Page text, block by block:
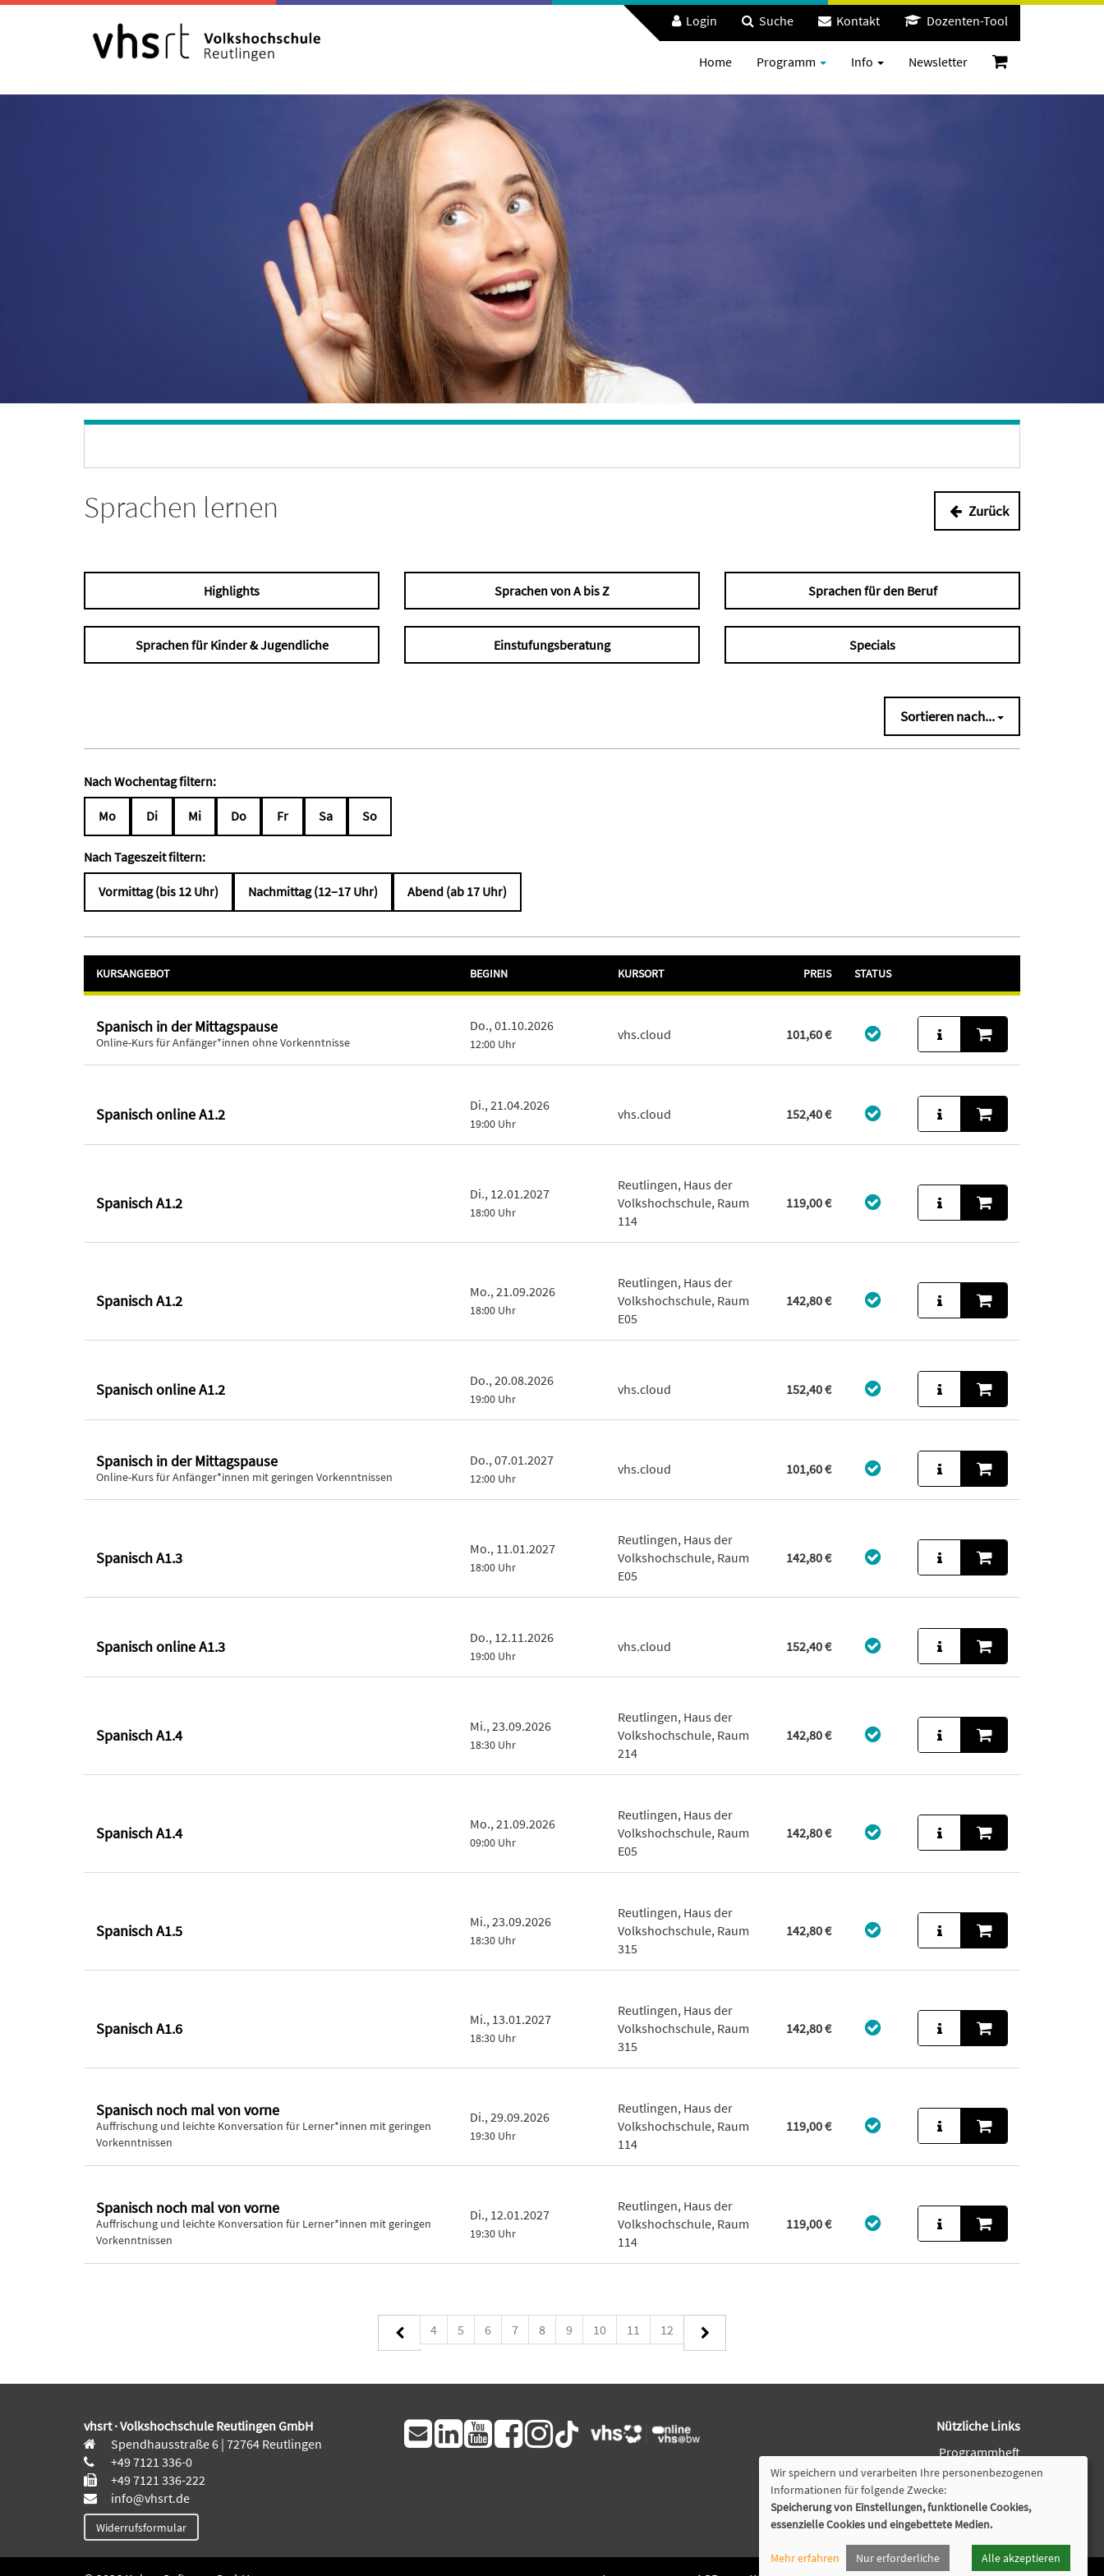
Login Suche Kontakt Dozenten-Tool
Home Programm Info Newsletter
Sprachen lernen Zurück
Highlights Sprachen von A bis Z Sprachen für den Beruf
Sprachen für Kinder & Jugendliche Einstufungsberatung Specials
Sortieren nach...
Nach Wochentag filtern:
Mo Di Mi Do Fr Sa So
Nach Tageszeit filtern:
Vormittag (bis 12 Uhr) Nachmittag (12–17 Uhr) Abend (ab 17 Uhr)
KURSANGEBOT BEGINN KURSORT PREIS STATUS
Spanisch in der Mittagspause
Online-Kurs für Anfänger*innen ohne Vorkenntnisse
Do., 01.10.2026
12:00 Uhr
vhs.cloud 101,60 €
Spanisch online A1.2 Di., 21.04.2026
19:00 Uhr
vhs.cloud 152,40 €
Spanisch A1.2 Di., 12.01.2027
18:00 Uhr
Reutlingen, Haus der
Volkshochschule, Raum
114
119,00 €
Spanisch A1.2 Mo., 21.09.2026
18:00 Uhr
Reutlingen, Haus der
Volkshochschule, Raum
E05
142,80 €
Spanisch online A1.2 Do., 20.08.2026
19:00 Uhr
vhs.cloud 152,40 €
Spanisch in der Mittagspause
Online-Kurs für Anfänger*innen mit geringen Vorkenntnissen
Do., 07.01.2027
12:00 Uhr
vhs.cloud 101,60 €
Spanisch A1.3 Mo., 11.01.2027
18:00 Uhr
Reutlingen, Haus der
Volkshochschule, Raum
E05
142,80 €
Spanisch online A1.3 Do., 12.11.2026
19:00 Uhr
vhs.cloud 152,40 €
Spanisch A1.4 Mi., 23.09.2026
18:30 Uhr
Reutlingen, Haus der
Volkshochschule, Raum
214
142,80 €
Spanisch A1.4 Mo., 21.09.2026
09:00 Uhr
Reutlingen, Haus der
Volkshochschule, Raum
E05
142,80 €
Spanisch A1.5 Mi., 23.09.2026
18:30 Uhr
Reutlingen, Haus der
Volkshochschule, Raum
315
142,80 €
Spanisch A1.6 Mi., 13.01.2027
18:30 Uhr
Reutlingen, Haus der
Volkshochschule, Raum
315
142,80 €
Spanisch noch mal von vorne
Auffrischung und leichte Konversation für Lerner*innen mit geringen
Vorkenntnissen
Di., 29.09.2026
19:30 Uhr
Reutlingen, Haus der
Volkshochschule, Raum
114
119,00 €
Spanisch noch mal von vorne
Auffrischung und leichte Konversation für Lerner*innen mit geringen
Vorkenntnissen
Di., 12.01.2027
19:30 Uhr
Reutlingen, Haus der
Volkshochschule, Raum
114
119,00 €
4 5 6 7 8 9 10 11 12
vhsrt · Volkshochschule Reutlingen GmbH
Spendhausstraße 6 | 72764 Reutlingen
+49 7121 336-0
+49 7121 336-222
info@vhsrt.de
Widerrufsformular
Nützliche Links
Programmheft
Downloads
Öffnungszeiten
Cookie Einstellungen
Wir speichern und verarbeiten Ihre personenbezogenen
Informationen für folgende Zwecke:
Speicherung von Einstellungen, funktionelle Cookies,
essenzielle Cookies und eingebettete Medien.
Mehr erfahren Nur erforderliche Alle akzeptieren